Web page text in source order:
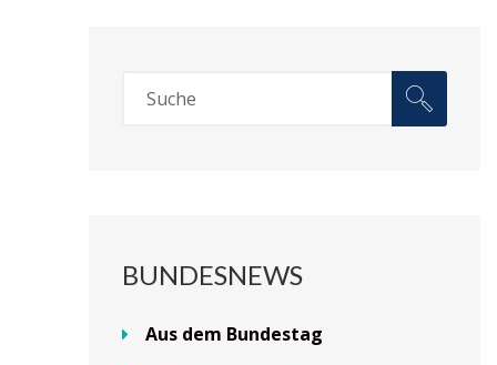
BUNDESNEWS
Aus dem Bundestag